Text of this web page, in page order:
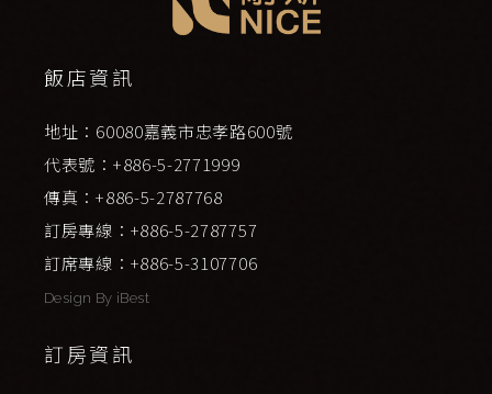
飯店資訊
地址：60080嘉義市忠孝路600號
代表號：+886-5-2771999
傳真：+886-5-2787768
訂房專線：+886-5-2787757
訂席專線：+886-5-3107706
Design By iBest
訂房資訊